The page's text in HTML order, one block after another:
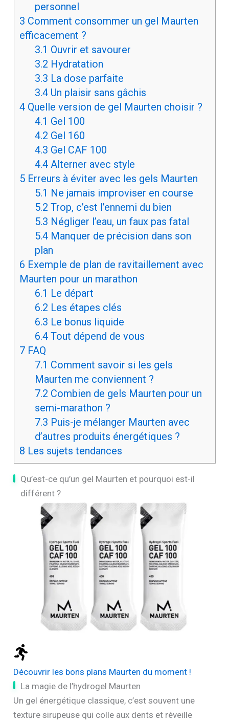
personnel
3 Comment consommer un gel Maurten
efficacement ?
3.1 Ouvrir et savourer
3.2 Hydratation
3.3 La dose parfaite
3.4Un plaisir sans gâchis
4Quelle version de gel Maurten choisir ?
4.1 Gel 100
4.2 Gel 160
4.3 Gel CAF 100
4.4Alterner avec style
5Erreurs à éviter avec les gels Maurten
5.1 Ne jamais improviser en course
5.2 Trop, c’est l’ennemi du bien
5.3 Négliger l’eau, un faux pas fatal
5.4Manquer de précision dans son
plan
6 Exemple de plan de ravitaillement avec
Maurten pour un marathon
6.1 Le départ
6.2 Les étapes clés
6.3 Le bonus liquide
6.4Tout dépend de vous
7FAQ
7.1 Comment savoir si les gels
Maurten me conviennent ?
7.2 Combien de gels Maurten pour un
semi-marathon ?
7.3 Puis-je mélanger Maurten avec
d’autres produits énergétiques ?
8 Les sujets tendances
Qu’est-ce qu’un gel Maurten et pourquoi est-il
différent ?
Découvrir les bons plans Maurten du moment !
La magie de l’hydrogel Maurten
Un gel énergétique classique, c’est souvent une
texture sirupeuse qui colle aux dents et réveille